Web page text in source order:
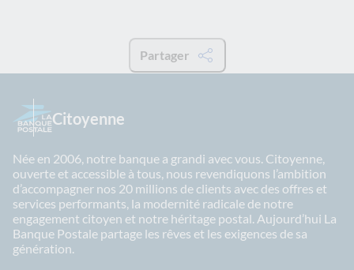
Partager
Citoyenne
Née en 2006, notre banque a grandi avec vous. Citoyenne,
ouverte et accessible à tous, nous revendiquons l’ambition
d’accompagner nos 20 millions de clients avec des offres et
services performants, la modernité radicale de notre
engagement citoyen et notre héritage postal. Aujourd’hui La
Banque Postale partage les rêves et les exigences de sa
génération.